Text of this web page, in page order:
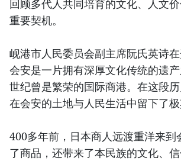
回顾多代人共同培育的文化、人文
重要契机。
岘港市人民委员会副主席阮氏英诗
会安是一片拥有深厚文化传统的遗
世纪曾是繁荣的国际商港。在这段
在会安的土地与人民生活中留下了极
400多年前，日本商人远渡重洋来到
了商品，还带来了本民族的文化、